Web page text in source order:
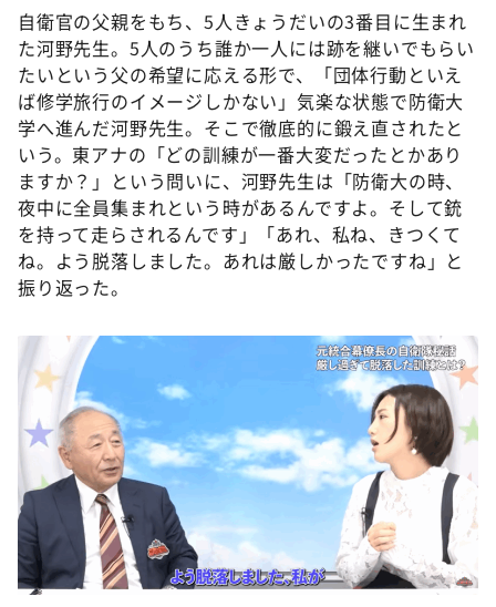
自衛官の父親をもち、5人きょうだいの3番目に生まれ
た河野先生。5人のうち誰か一人には跡を継いでもらい
たいという父の希望に応える形で、「団体行動といえ
ば修学旅行のイメージしかない」気楽な状態で防衛大
学へ進んだ河野先生。そこで徹底的に鍛え直されたと
いう。東アナの「どの訓練が一番大変だったとかあり
ますか？」という問いに、河野先生は「防衛大の時、
夜中に全員集まれという時があるんですよ。そして銃
を持って走らされるんです」「あれ、私ね、きつくて
ね。よう脱落しました。あれは厳しかったですね」と
振り返った。